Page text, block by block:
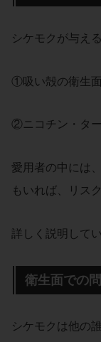
シケモクが与え
①吸い殻の衛生
②ニコチン・タ
愛用者の中には
もいれば、リス
詳しく説明して
衛生面での
シケモクは他の